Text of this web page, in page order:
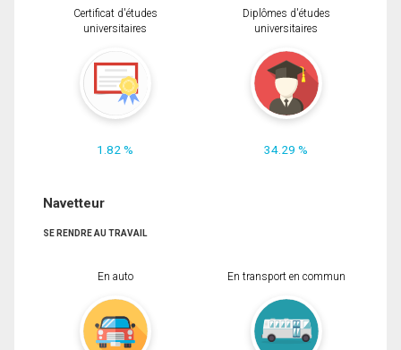
Certificat d'études
universitaires
1.82 %
Diplômes d'études
universitaires
34.29 %
Navetteur
SE RENDRE AU TRAVAIL
En auto En transport en commun